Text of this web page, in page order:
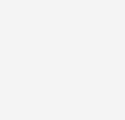
2010 ist die Nachfrage nach
Energien deutlich gesunken. (Quelle: